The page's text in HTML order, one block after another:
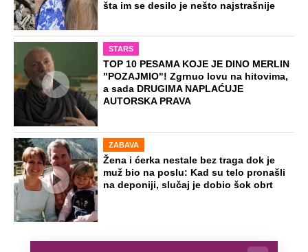
šta im se desilo je nešto najstrašnije
STARS
TOP 10 PESAMA KOJE JE DINO MERLIN
"POZAJMIO"! Zgrnuo lovu na hitovima,
a sada DRUGIMA NAPLAĆUJE
AUTORSKA PRAVA
ZABAVA
Žena i ćerka nestale bez traga dok je
muž bio na poslu: Kad su telo pronašli
na deponiji, slučaj je dobio šok obrt